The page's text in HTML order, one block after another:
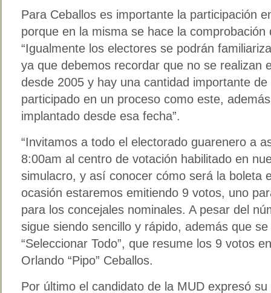
Para Ceballos es importante la participación
porque en la misma se hace la
“Igualmente los electores se podrán
ya que debemos recordar que no se realizan
desde 2005 y hay una cantidad importante
participado en un proceso como este,
implantado desde esa fecha”.
“Invitamos a todo el electorado guarenero a
8:00am al centro de votación habilitado en
simulacro, y así conocer cómo será la boleta
ocasión estaremos emitiendo 9 votos, uno
para los concejales nominales. A pesar del
sigue siendo sencillo y rápido, además que
“Seleccionar Todo”, que resume los 9 votos
Orlando “Pipo” Ceballos.
Por último el candidato de la MUD expresó